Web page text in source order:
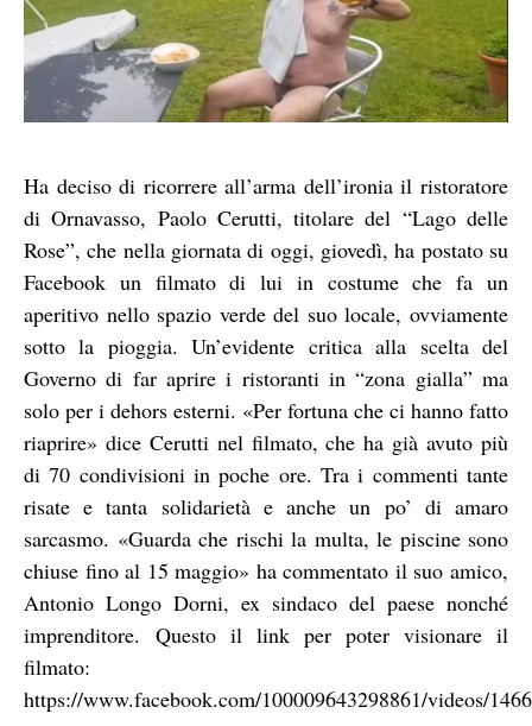
Ha deciso di ricorrere all’arma dell’ironia il ristoratore
di Ornavasso, Paolo Cerutti, titolare del “Lago delle
Rose”, che nella giornata di oggi, giovedì, ha postato su
Facebook un filmato di lui in costume che fa un
aperitivo nello spazio verde del suo locale, ovviamente
sotto la pioggia. Un’evidente critica alla scelta del
Governo di far aprire i ristoranti in “zona gialla” ma
solo per i dehors esterni. «Per fortuna che ci hanno fatto
riaprire» dice Cerutti nel filmato, che ha già avuto più
di 70 condivisioni in poche ore. Tra i commenti tante
risate e tanta solidarietà e anche un po’ di amaro
sarcasmo. «Guarda che rischi la multa, le piscine sono
chiuse fino al 15 maggio» ha commentato il suo amico,
Antonio Longo Dorni, ex sindaco del paese nonché
imprenditore. Questo il link per poter visionare il
filmato:
https://www.facebook.com/100009643298861/videos/